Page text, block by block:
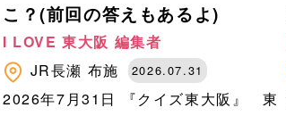
こ？(前回の答えもあるよ)
I LOVE 東大阪 編集者
JR長瀬 布施 2026.07.31
2026年7月31日 『クイズ東大阪』 東